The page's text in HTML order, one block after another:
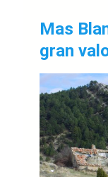
Mas
gran